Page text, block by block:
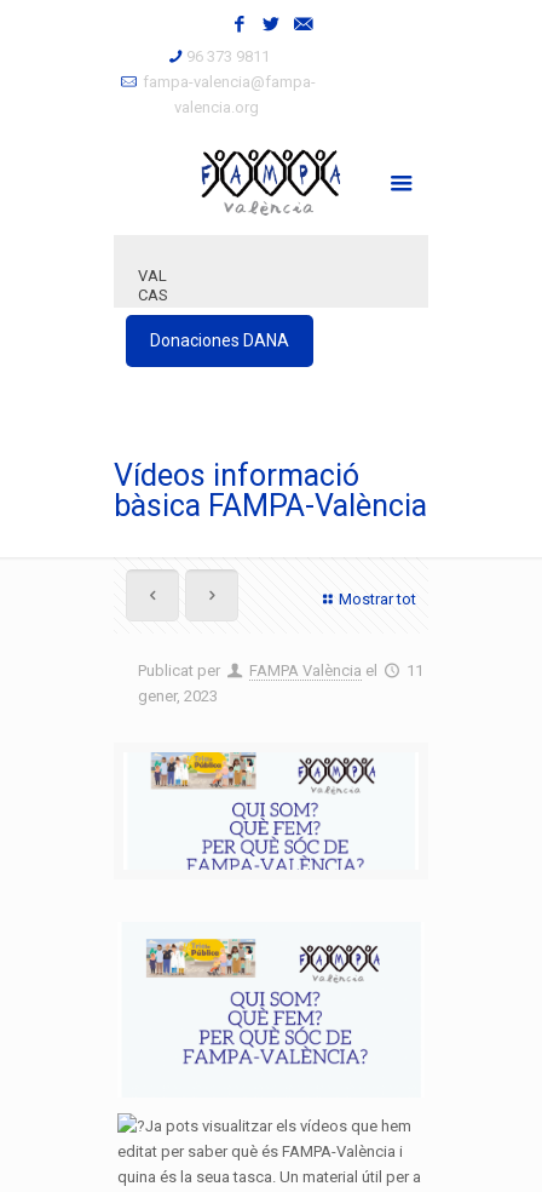
96 373 9811
fampa-valencia@fampa-
valencia.org
VAL
CAS
Donaciones DANA
Vídeos informació
bàsica FAMPA-València
Mostrar tot
Publicat per FAMPA València el
11
gener, 2023
Ja pots visualitzar els vídeos que hem
editat per saber què és FAMPA-València i
quina és la seua tasca. Un material útil per a